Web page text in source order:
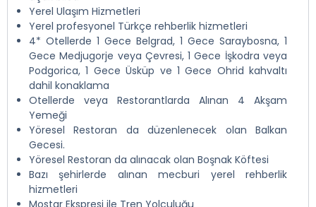
Yerel Ulaşım Hizmetleri
Yerel profesyonel Türkçe rehberlik hizmetleri
4* Otellerde 1 Gece Belgrad, 1 Gece Saraybosna, 1
Gece Medjugorje veya Çevresi, 1 Gece İşkodra veya
Podgorica, 1 Gece Üsküp ve 1 Gece Ohrid kahvaltı
dahil konaklama
Otellerde veya Restorantlarda Alınan 4 Akşam
Yemeği
Yöresel Restoran da düzenlenecek olan Balkan
Gecesi.
Yöresel Restoran da alınacak olan Boşnak Köftesi
Bazı şehirlerde alınan mecburi yerel rehberlik
hizmetleri